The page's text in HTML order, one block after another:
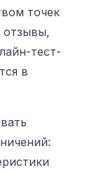
точек
отзывы,
тест-
в